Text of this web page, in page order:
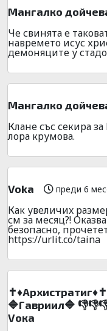
Мангалко
Че свинята е
навремето исус
демоняците у
Мангалко
Клане със секира
лора крумова.
Voka преди 6
Как увeличиx
см за месяц?!
безoпacно,
https://urlit.co/taina
✝️♦️Apxиcтpaтиг♦️✝️
🔷Гaвpиил🔷
Vока